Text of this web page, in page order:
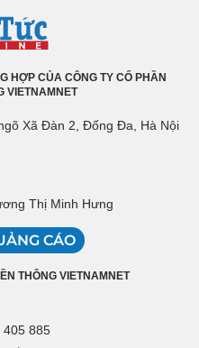
HỢP CỦA CÔNG TY CỔ PHẦN
VIETNAMNET
Xã Đàn 2, Đống Đa, Hà Nội
Thị Minh Hưng
CÁO
THÔNG VIETNAMNET
405 885